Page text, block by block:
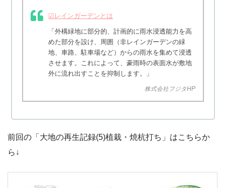
☑レインガーデンとは
「外構緑地に部分的、計画的に雨水浸透能力を高
めた部分を設け、周囲（非レインガーデンの緑
地、車路、駐車場など）からの雨水を集めて浸透
させます。これによって、豪雨時の表面水が敷地
外に流れ出すことを抑制します。」
株式会社フジタHP
前回の「大地の再生記録(5)植栽・焼杭打ち」はこちらか
ら↓